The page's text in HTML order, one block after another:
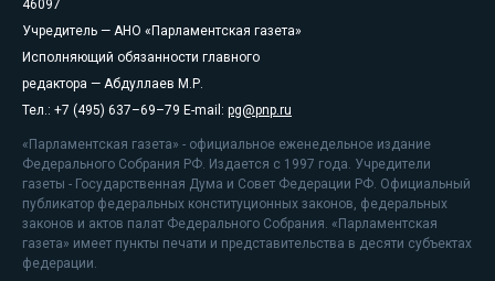
46097
Учредитель — АНО «Парламентская газета»
Исполняющий обязанности главного
редактора — Абдуллаев М.Р.
Тел.: +7 (495) 637–69–79 E-mail: pg@pnp.ru
«Парламентская газета» - официальное еженедельное издание
Федерального Собрания РФ. Издается с 1997 года. Учредители
газеты - Государственная Дума и Совет Федерации РФ. Официальный
публикатор федеральных конституционных законов, федеральных
законов и актов палат Федерального Собрания. «Парламентская
газета» имеет пункты печати и представительства в десяти субъектах
федерации.